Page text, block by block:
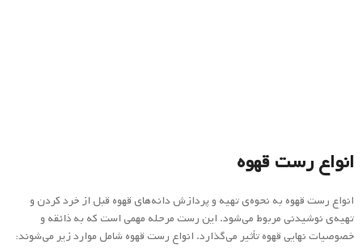
کامل پخته می‌شوند و رنگ آنها به قهوه‌ای تیره می‌پیوندد. این نوع رست ممکن
افزوده شود.
رست تاریک (Dark Roast):
در این رست، دانه‌های قهوه به‌طور کامل پخته
می‌شوند و رنگ آنها به قهوه‌ای تاریک تبدیل می‌شود. این نوع رست معمولاً به